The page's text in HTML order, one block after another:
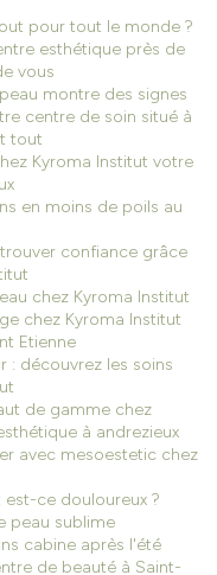
pour tout le monde ?
esthétique près de
vous
montre des signes
centre de soin situé à
tout
Kyroma Institut votre
en moins de poils au
confiance grâce
chez Kyroma Institut
chez Kyroma Institut
Etienne
: découvrez les soins
de gamme chez
à andrezieux
avec mesoestetic chez
est-ce douloureux ?
peau sublime
cabine après l'été
de beauté à Saint-